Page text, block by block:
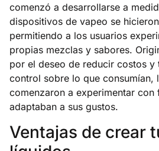
comenzó a desarrollarse a
dispositivos de vapeo se
permitiendo a los usuarios
propias mezclas y sabores.
por el deseo de reducir costos y
control sobre lo que consumían,
comenzaron a experimentar con
adaptaban a sus gustos.
Ventajas de crear